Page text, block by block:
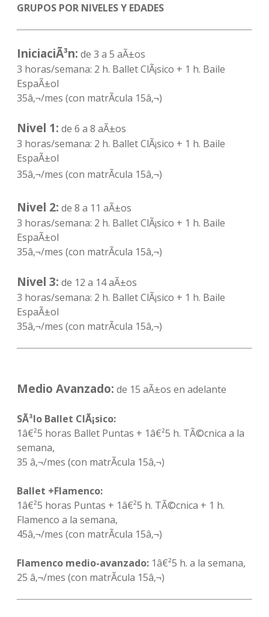
GRUPOS POR NIVELES Y EDADES
IniciaciÃ³n: de 3 a 5 aÃ±os
3 horas/semana: 2 h. Ballet ClÃ¡sico + 1 h. Baile
EspaÃ±ol
35â‚¬/mes (con matrÃ­cula 15â‚¬)
Nivel 1: de 6 a 8 aÃ±os
3 horas/semana: 2 h. Ballet ClÃ¡sico + 1 h. Baile
EspaÃ±ol
35â‚¬/mes (con matrÃ­cula 15â‚¬)
Nivel 2: de 8 a 11 aÃ±os
3 horas/semana: 2 h. Ballet ClÃ¡sico + 1 h. Baile
EspaÃ±ol
35â‚¬/mes (con matrÃ­cula 15â‚¬)
Nivel 3: de 12 a 14 aÃ±os
3 horas/semana: 2 h. Ballet ClÃ¡sico + 1 h. Baile
EspaÃ±ol
35â‚¬/mes (con matrÃ­cula 15â‚¬)
Medio Avanzado: de 15 aÃ±os en adelante
SÃ³lo Ballet ClÃ¡sico:
1â€²5 horas Ballet Puntas + 1â€²5 h. TÃ©cnica a la
semana,
35 â‚¬/mes (con matrÃ­cula 15â‚¬)
Ballet +Flamenco:
1â€²5 horas Puntas + 1â€²5 h. TÃ©cnica + 1 h.
Flamenco a la semana,
45â‚¬/mes (con matrÃ­cula 15â‚¬)
Flamenco medio-avanzado: 1â€²5 h. a la semana,
25 â‚¬/mes (con matrÃ­cula 15â‚¬)